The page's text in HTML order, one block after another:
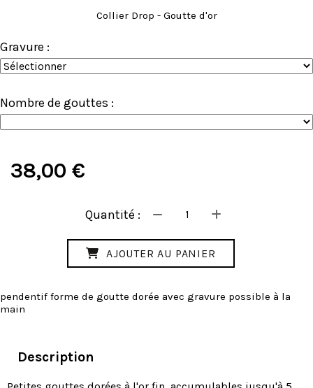
Collier Drop - Goutte d'or
Gravure :
Nombre de gouttes :
38,00 €
Quantité :
AJOUTER AU PANIER
pendentif forme de goutte dorée avec gravure possible à la
main
Description